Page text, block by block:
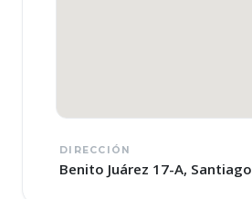
DIRECCIÓN
Benito Juárez 17-A,